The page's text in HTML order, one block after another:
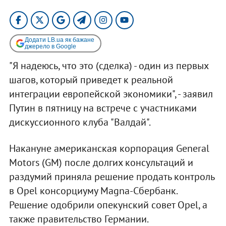
Додати LB.ua як бажане
джерело в Google
"Я надеюсь, что это (сделка) - один из первых
шагов, который приведет к реальной
интеграции европейской экономики", - заявил
Путин в пятницу на встрече с участниками
дискуссионного клуба "Валдай".
Накануне американская корпорация General
Motors (GM) после долгих консультаций и
раздумий приняла решение продать контроль
в Opel консорциуму Magna-Сбербанк.
Решение одобрили опекунский совет Opel, а
также правительство Германии.